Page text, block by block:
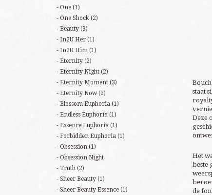
One (1)
One Shock (2)
Beauty (3)
In2U Her (1)
In2U Him (1)
Eternity (2)
Eternity Night (2)
Eternity Moment (3)
Eternity Now(2)
Blossom Euphoria (1)
Endless Euphoria (1)
Essence Euphoria (1)
Forbidden Euphoria (1)
Obsession (1)
Obsession Night
Truth (2)
Sheer Beauty (1)
Sheer Beauty Essence (1)
staat
Deze
Het
beste
de